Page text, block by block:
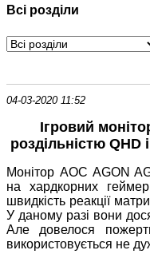
Всі розділи
04-03-2020 11:52
Ігровий
роздільністю QHD
Монітор AOC AGON
на хардкорних
швидкість реакції
У даному разі вони
Але довелося
використовується не